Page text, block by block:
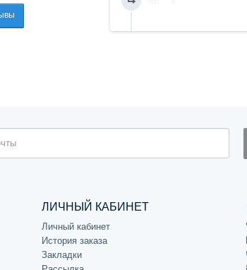
ЛИЧНЫЙ КАБИНЕТ
Личный кабинет
История заказа
Закладки